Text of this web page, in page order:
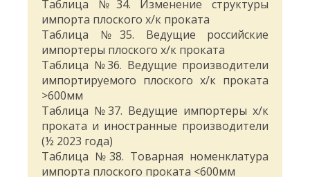
Таблица №34. Изменение структуры
импорта плоского х/к проката
Таблица №35. Ведущие российские
импортеры плоского х/к проката
Таблица №36. Ведущие производители
импортируемого плоского х/к проката
>600мм
Таблица №37. Ведущие импортеры х/к
проката и иностранные производители
(½ 2023 года)
Таблица №38. Товарная номенклатура
импорта плоского проката <600мм